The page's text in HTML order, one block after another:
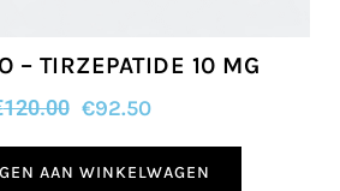
– TIRZEPATIDE 10 MG
120.00 €92.50
AAN WINKELWAGEN